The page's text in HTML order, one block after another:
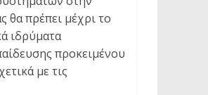
θα πρέπει μέχρι το
ιδρύματα
προκειμένου
με τις